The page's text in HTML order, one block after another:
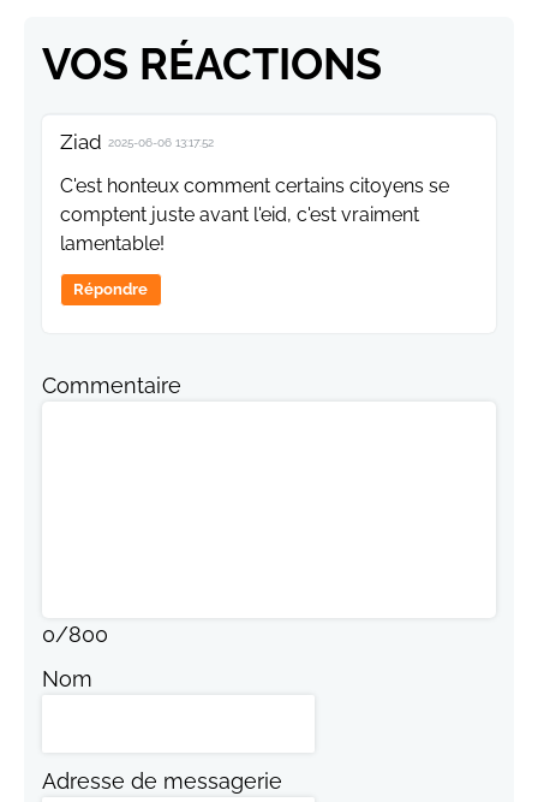
VOS RÉACTIONS
Ziad 2025-06-06 13:17:52
C'est honteux comment certains citoyens se
comptent juste avant l'eid, c'est vraiment
lamentable!
Répondre
Commentaire
0/800
Nom
Adresse de messagerie